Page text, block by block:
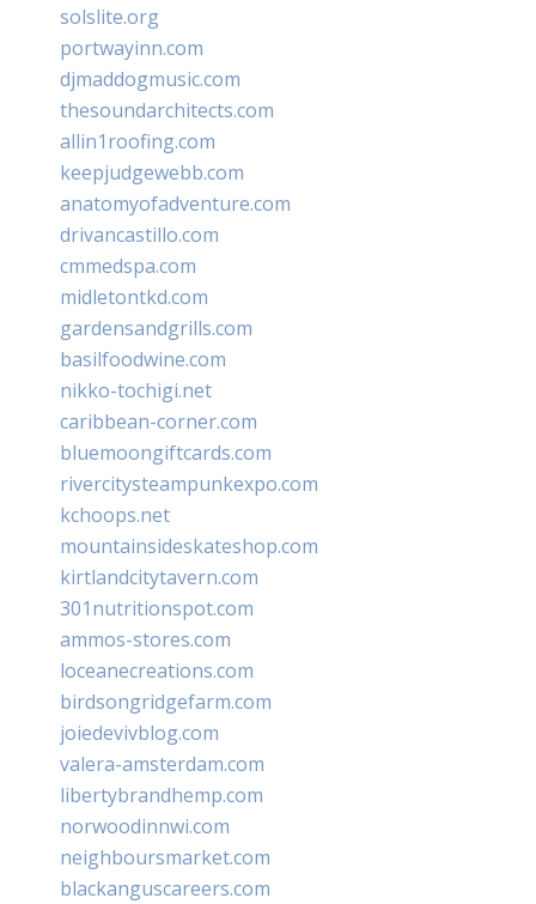
solslite.org
portwayinn.com
djmaddogmusic.com
thesoundarchitects.com
allin1roofing.com
keepjudgewebb.com
anatomyofadventure.com
drivancastillo.com
cmmedspa.com
midletontkd.com
gardensandgrills.com
basilfoodwine.com
nikko-tochigi.net
caribbean-corner.com
bluemoongiftcards.com
rivercitysteampunkexpo.com
kchoops.net
mountainsideskateshop.com
kirtlandcitytavern.com
301nutritionspot.com
ammos-stores.com
loceanecreations.com
birdsongridgefarm.com
joiedevivblog.com
valera-amsterdam.com
libertybrandhemp.com
norwoodinnwi.com
neighboursmarket.com
blackanguscareers.com